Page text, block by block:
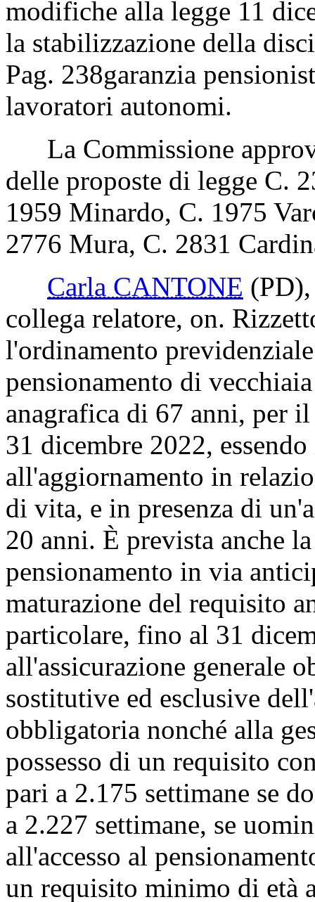
modifiche alla legge 11
la stabilizzazione della
Pag. 238garanzia
lavoratori autonomi.
La Commissione
delle proposte di legge C.
1959 Minardo, C. 1975
2776 Mura, C. 2831
Carla CANTONE (PD)
collega relatore, on.
l'ordinamento
pensionamento di
anagrafica di 67 anni, per
31 dicembre 2022,
all'aggiornamento in
di vita, e in presenza di
20 anni. È prevista anche
pensionamento in via
maturazione del requisito
particolare, fino al 31
all'assicurazione generale
sostitutive ed esclusive
obbligatoria nonché alla
possesso di un requisito
pari a 2.175 settimane se
a 2.227 settimane, se
all'accesso al
un requisito minimo di età